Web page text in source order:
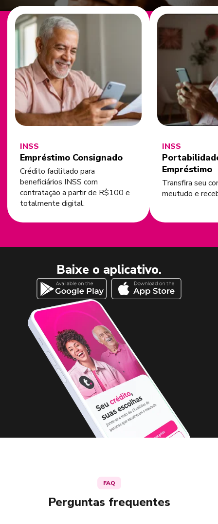
INSS
Empréstimo Consignado
Crédito facilitado para
beneficiários INSS com
contratação a partir de R$100 e
totalmente digital.
INSS
Empréstimo
Transfira seu
meutudo e
Baixe o aplicativo.
FAQ
Perguntas frequentes